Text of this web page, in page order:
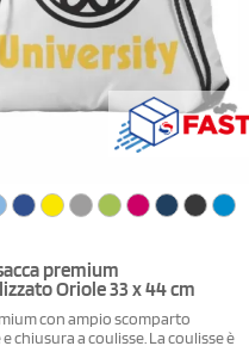
premium
Oriole 33 x 44 cm
con ampio scomparto
chiusura a coulisse. La coulisse è